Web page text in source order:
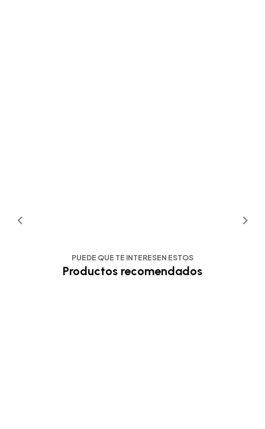
PUEDE QUE TE INTERESEN ESTOS
Productos recomendados